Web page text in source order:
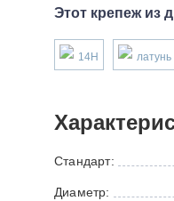
Этот крепеж из
14H латунь
Стандарт:
Диаметр: